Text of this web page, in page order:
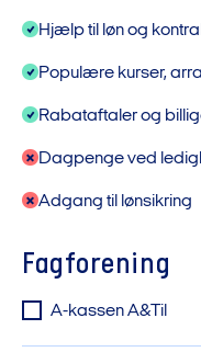
Hjælp til løn og
Populære kurser,
Rabataftaler og
Dagpenge ved
Adgang til lønsikring
Fagforening
A-kassen A&Til